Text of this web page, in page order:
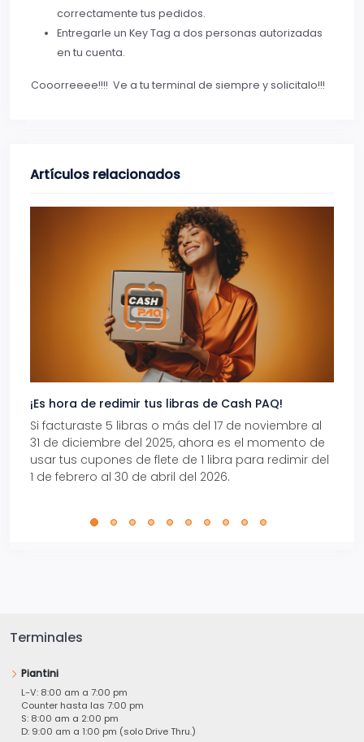
correctamente tus pedidos.
Entregarle un Key Tag a dos personas autorizadas
en tu cuenta.
Cooorreeee!!!! Ve a tu terminal de siempre y solicitalo!!!
Artículos relacionados
¡Es hora de redimir tus libras de Cash PAQ!
Si facturaste 5 libras o más del 17 de noviembre al
31 de diciembre del 2025, ahora es el momento de
usar tus cupones de flete de 1 libra para redimir del
1 de febrero al 30 de abril del 2026.
Terminales
Piantini
L-V: 8:00 am a 7:00 pm
Counter hasta las 7:00 pm
S: 8:00 am a 2:00 pm
D: 9:00 am a 1:00 pm (solo Drive Thru.)